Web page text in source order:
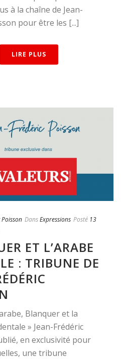
à la chaîne de Jean-
pour être les [...]
LIRE PLUS
Poisson DansExpressions Posté 13
ET L’ARABE
: TRIBUNE DE
Blanquer et la
» Jean-Frédéric
en exclusivité pour
une tribune